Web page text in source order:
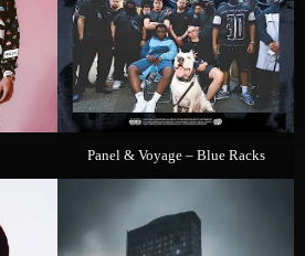
Panel & Voyage – Blue Racks